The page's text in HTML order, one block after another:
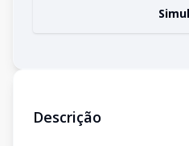
Descrição